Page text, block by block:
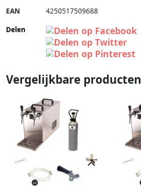
EAN 4250517509688
Delen
Vergelijkbare producten